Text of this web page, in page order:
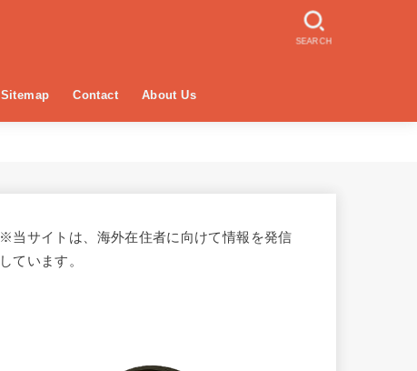
Sitemap Contact About Us
SEARCH
※当サイトは、海外在住者に向けて情報を発信
しています。